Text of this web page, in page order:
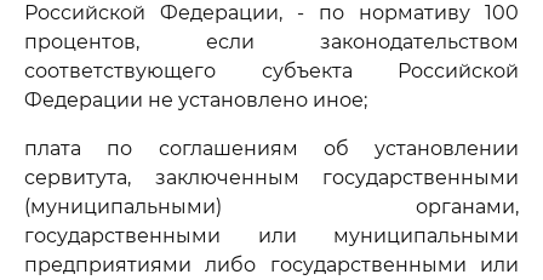
Российской Федерации, - по нормативу 100
процентов, если законодательством
соответствующего субъекта Российской
Федерации не установлено иное;
плата по соглашениям об установлении
сервитута, заключенным государственными
(муниципальными) органами,
государственными или муниципальными
предприятиями либо государственными или